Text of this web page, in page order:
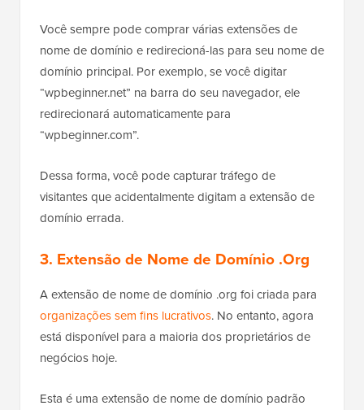
Você sempre pode comprar várias extensões de
nome de domínio e redirecioná-las para seu nome de
domínio principal. Por exemplo, se você digitar
“wpbeginner.net” na barra do seu navegador, ele
redirecionará automaticamente para
“wpbeginner.com”.
Dessa forma, você pode capturar tráfego de
visitantes que acidentalmente digitam a extensão de
domínio errada.
3. Extensão de Nome de Domínio .Org
A extensão de nome de domínio .org foi criada para
organizações sem fins lucrativos. No entanto, agora
está disponível para a maioria dos proprietários de
negócios hoje.
Esta é uma extensão de nome de domínio padrão